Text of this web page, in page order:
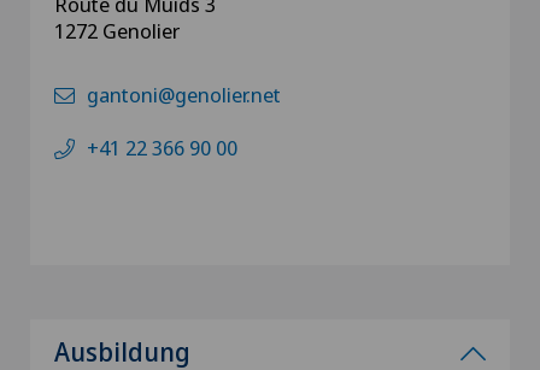
1272 Genolier
gantoni@genolier.net
+41 22 366 90 00
Ausbildung